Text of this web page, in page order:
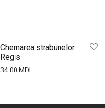
Chemarea strabunelor.
Regis
34.00 MDL